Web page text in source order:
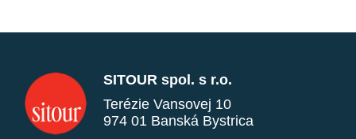
SITOUR spol. s r.o.
Terézie Vansovej 10
974 01 Banská Bystrica